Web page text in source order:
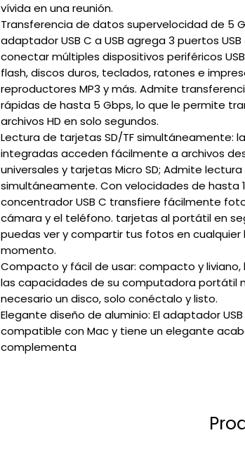
vívida en una reunión.
Transferencia de datos supervelocidad de 5
adaptador USB C a USB agrega 3 puertos
conectar múltiples dispositivos periféricos
flash, discos duros, teclados, ratones e
reproductores MP3 y más. Admite
rápidas de hasta 5 Gbps, lo que le permite
archivos HD en solo segundos.
Lectura de tarjetas SD/TF simultáneamente:
integradas acceden fácilmente a archivos
universales y tarjetas Micro SD; Admite
simultáneamente. Con velocidades de hasta
concentrador USB C transfiere fácilmente
cámara y el teléfono. tarjetas al portátil en
puedas ver y compartir tus fotos en cualquier
momento.
Compacto y fácil de usar: compacto y
las capacidades de su computadora portátil
necesario un disco, solo conéctalo y listo.
Elegante diseño de aluminio: El adaptador USB
compatible con Mac y tiene un elegante
complementa